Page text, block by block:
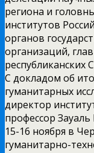
региона и
институтов
органов
организаций,
республиканских
С докладом об
гуманитарных
директор
профессор
15-16 ноября в
гуманитарно-